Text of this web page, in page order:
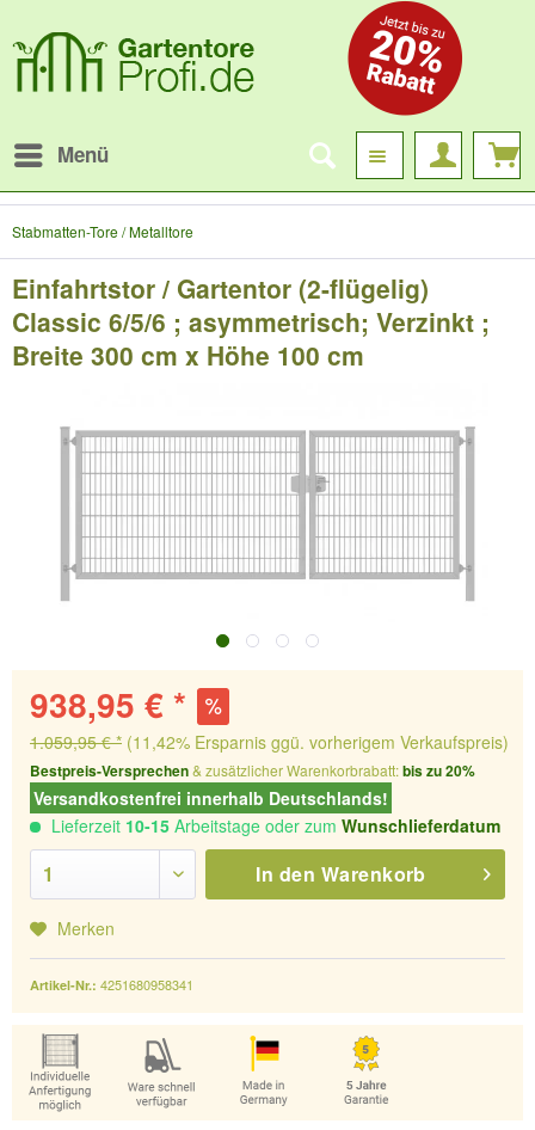
Menü
Stabmatten-Tore / Metalltore
Einfahrtstor / Gartentor (2-flügelig)
Classic 6/5/6 ; asymmetrisch; Verzinkt ;
Breite 300 cm x Höhe 100 cm
938,95 € *
1.059,95 € * (11,42% Ersparnis ggü. vorherigem Verkaufspreis)
Bestpreis-Versprechen& zusätzlicher Warenkorbrabatt:bis zu 20%
Versandkostenfrei innerhalb Deutschlands!
Lieferzeit 10-15 Arbeitstage oder zum Wunschlieferdatum
In den Warenkorb
Merken
Artikel-Nr.: 4251680958341